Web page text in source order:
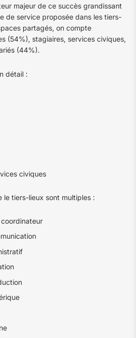
majeur de ce succès grandissant
de service proposée dans les tiers-
partagés, on compte
(54%), stagiaires, services civiques,
(44%).
détail :
civiques
le tiers-lieux sont multiples :